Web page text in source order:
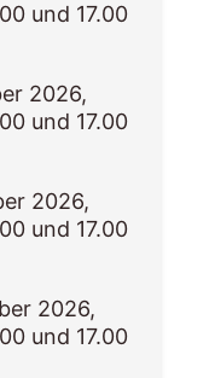
und 17.00
2026,
und 17.00
2026,
und 17.00
2026,
und 17.00